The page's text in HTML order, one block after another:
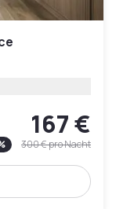
167 €
300 €pro Nacht